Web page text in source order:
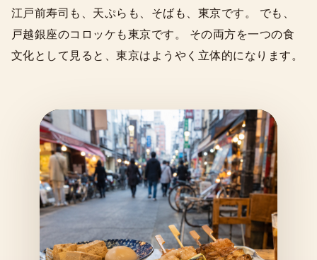
江戸前寿司も、天ぷらも、そばも、東京です。 でも、
戸越銀座のコロッケも東京です。 その両方を一つの食
文化として見ると、東京はようやく立体的になります。